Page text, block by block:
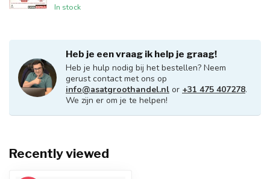
In stock
Heb je een vraag ik help je graag!
Heb je hulp nodig bij het bestellen? Neem
gerust contact met ons op
info@asatgroothandel.nl or +31 475 407278.
We zijn er om je te helpen!
Recently viewed